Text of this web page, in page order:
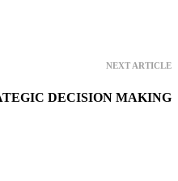
NEXT ARTICLE
DECISION MAKING